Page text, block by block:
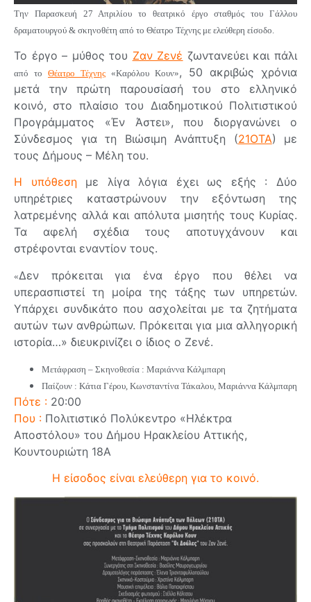
Την Παρασκευή 27 Απριλίου το θεατρικό έργο σταθμός του Γάλλου
δραματουργού & σκηνοθέτη από το Θέατρο Τέχνης με ελεύθερη είσοδο.
Το έργο – μύθος του Ζαν Ζενέ ζωντανεύει και πάλι
από το Θέατρο Τέχνης «Καρόλου Κουν», 50 ακριβώς χρόνια
μετά την πρώτη παρουσίασή του στο ελληνικό
κοινό, στο πλαίσιο του Διαδημοτικού Πολιτιστικού
Προγράμματος «Έν Άστει», που διοργανώνει ο
Σύνδεσμος για τη Βιώσιμη Ανάπτυξη (21ΟΤΑ) με
τους Δήμους – Μέλη του.
Η υπόθεσημε λίγα λόγια έχει ως εξής : Δύο
υπηρέτριες καταστρώνουν την εξόντωση της
λατρεμένης αλλά και απόλυτα μισητής τους Κυρίας.
Τα αφελή σχέδια τους αποτυγχάνουν και
στρέφονται εναντίον τους.
«Δεν πρόκειται για ένα έργο που θέλει να
υπερασπιστεί τη μοίρα της τάξης των υπηρετών.
Υπάρχει συνδικάτο που ασχολείται με τα ζητήματα
αυτών των ανθρώπων. Πρόκειται για μια αλληγορική
ιστορία…» διευκρινίζει ο ίδιος ο Ζενέ.
Μετάφραση – Σκηνοθεσία : Μαριάννα Κάλμπαρη
Παίζουν : Κάτια Γέρου, Κωνσταντίνα Τάκαλου, Μαριάννα Κάλμπαρη
Πότε : 20:00
Που : Πολιτιστικό Πολύκεντρο «Ηλέκτρα
Αποστόλου» του Δήμου Ηρακλείου Αττικής,
Κουντουριώτη 18Α
Η είσοδος είναι ελεύθερη για το κοινό.